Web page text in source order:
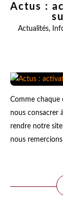
Actus :
Actualités,
Comme chaque
nous consacrer
rendre notre
nous